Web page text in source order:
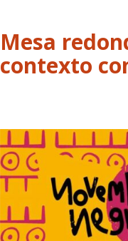
Mesa
contexto